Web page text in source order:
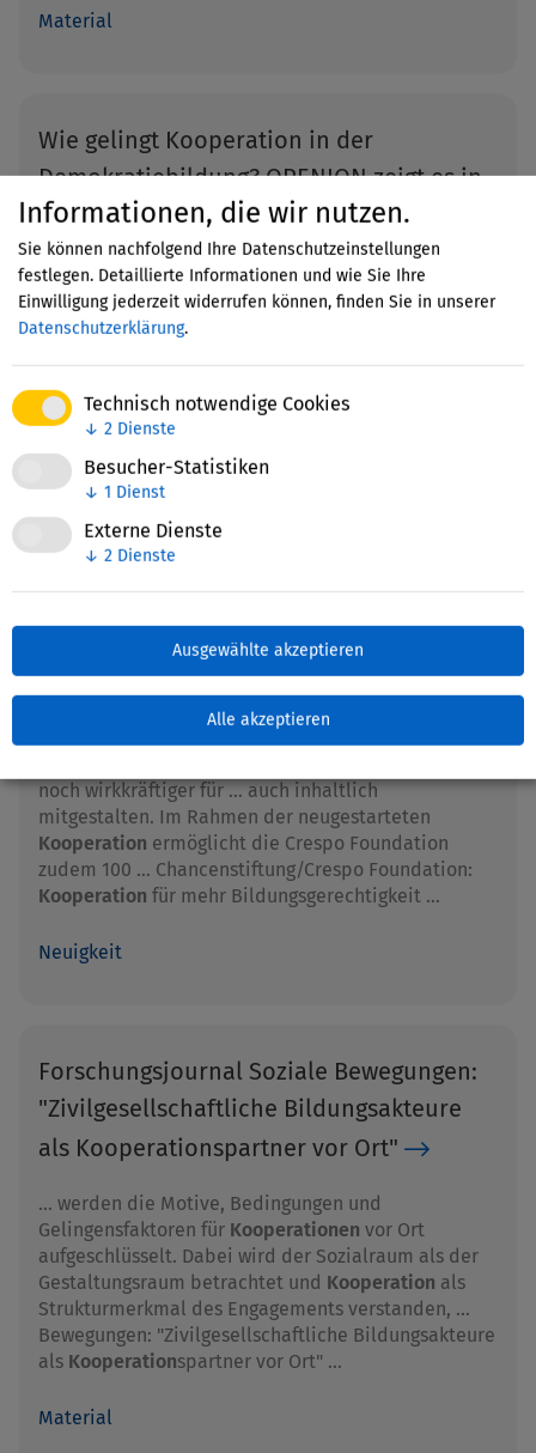
Informationen, die wir nutzen.
Sie können nachfolgend Ihre Datenschutzeinstellungen
festlegen. Detaillierte Informationen und wie Sie Ihre
Einwilligung jederzeit widerrufen können, finden Sie in unserer
Datenschutzerklärung.
Technisch notwendige Cookies
↓ 2 Dienste
Besucher-Statistiken
↓ 1 Dienst
Externe Dienste
↓ 2 Dienste
Ausgewählte akzeptieren
Alle akzeptieren
Material
Wie gelingt Kooperation in der
Demokratiebildung? OPENION zeigt es in
einem Erklärvideo
… Wie kannKooperationzwischen Schulen und
außerschulischen Partnern … geht? Was braucht es
aus Sicht der Beteiligten, um die
Kooperationen in der Demokratiebildung. Das Video
gibt …
Neuigkeit
Kooperation für mehr
Bildungsgerechtigkeit
noch wirkkräftiger für … auch inhaltlich
mitgestalten. Im Rahmen der neugestarteten
Kooperation ermöglicht die Crespo Foundation
zudem 100 … Chancenstiftung/Crespo Foundation:
Kooperation für mehr Bildungsgerechtigkeit …
Neuigkeit
Forschungsjournal Soziale Bewegungen:
"Zivilgesellschaftliche Bildungsakteure
als Kooperationspartner vor Ort"
… werden die Motive, Bedingungen und
Gelingensfaktoren für Kooperationen vor Ort
aufgeschlüsselt. Dabei wird der Sozialraum als der
Gestaltungsraum betrachtet und Kooperation als
Strukturmerkmal des Engagements verstanden, …
Bewegungen: "Zivilgesellschaftliche Bildungsakteure
als Kooperationspartner vor Ort" …
Material